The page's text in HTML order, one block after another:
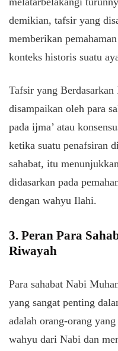
demikian, tafsir yang
memberikan
konteks historis suatu
Tafsir yang
disampaikan oleh para
pada ijma’ atau
ketika suatu penafsiran
sahabat, itu
didasarkan pada
dengan wahyu Ilahi.
3. Peran Para
Riwayah
Para sahabat Nabi
yang sangat penting
adalah orang-orang
wahyu dari Nabi dan